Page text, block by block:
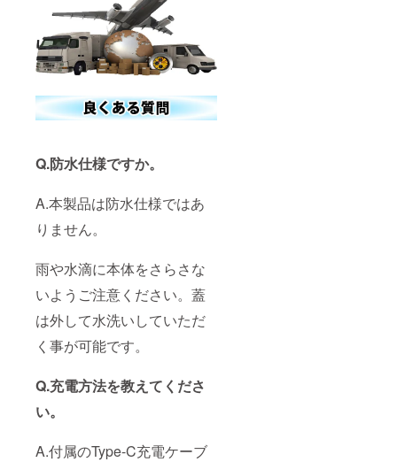
Q.防水仕様ですか。
A.本製品は防水仕様ではあ
りません。
雨や水滴に本体をさらさな
いようご注意ください。蓋
は外して水洗いしていただ
く事が可能です。
Q.充電方法を教えてくださ
い。
A.付属のType-C充電ケーブ